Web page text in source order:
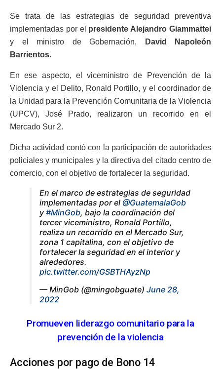
Se trata de las estrategias de seguridad preventiva
implementadas por el presidente Alejandro Giammattei
y el ministro de Gobernación,
David Napoleón
Barrientos.
En ese aspecto, el viceministro de Prevención de la
Violencia y el Delito, Ronald Portillo, y el coordinador de
la Unidad para la Prevención Comunitaria de la Violencia
(UPCV), José Prado, realizaron un recorrido en el
Mercado Sur 2.
Dicha actividad contó con la participación de autoridades
policiales y municipales y la directiva del citado centro de
comercio, con el objetivo de fortalecer la seguridad.
En el marco de estrategias de seguridad
implementadas por el @GuatemalaGob
y #MinGob, bajo la coordinación del
tercer viceministro, Ronald Portillo,
realiza un recorrido en el Mercado Sur,
zona 1 capitalina, con el objetivo de
fortalecer la seguridad en el interior y
alrededores.
pic.twitter.com/GSBTHAyzNp
— MinGob (@mingobguate) June 28,
2022
Promueven liderazgo comunitario para la
prevención de la violencia
Acciones por pago de Bono 14